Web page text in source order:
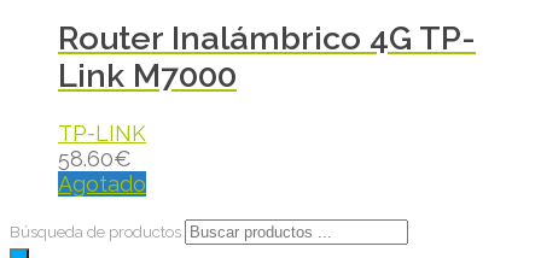
Router Inalámbrico 4G TP-
Link M7000
TP-LINK
58.60€
Agotado
Búsqueda de productos